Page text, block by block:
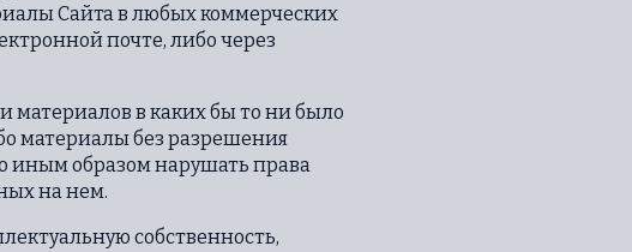
Сайта в любых коммерческих
почте, либо через
материалов в каких бы то ни было
материалы без разрешения
иным образом нарушать права
на нем.
собственность,